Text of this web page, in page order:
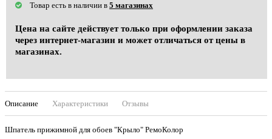
Товар есть в наличии в 5 магазинах
Цена на сайте действует только при оформлении заказа
через интернет-магазин и может отличаться от цены в
магазинах.
Описание Характеристики Отзывы
Шпатель прижимной для обоев "Крыло" РемоКолор